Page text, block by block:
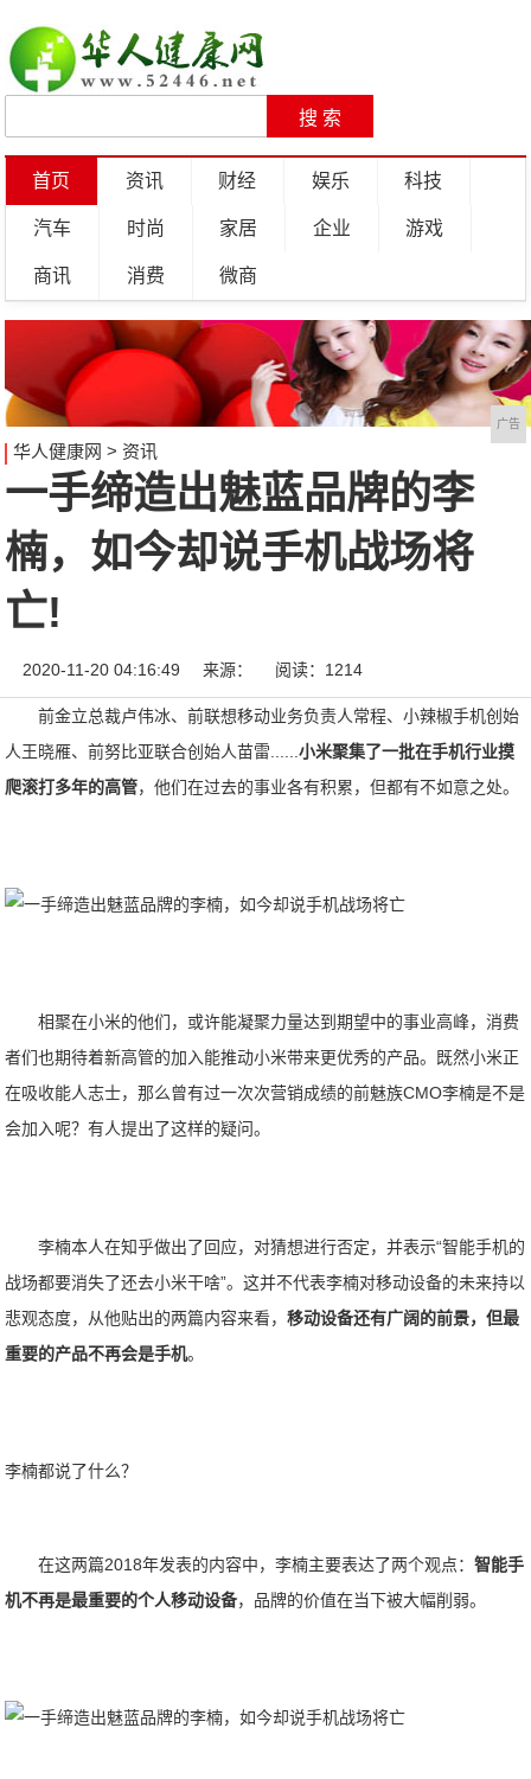
首页 资讯 财经 娱乐 科技
汽车 时尚 家居 企业 游戏
商讯 消费 微商
广告
华人健康网 > 资讯
一手缔造出魅蓝品牌的李
楠，如今却说手机战场将
亡!
2020-11-20 04:16:49 来源： 阅读：1214
前金立总裁卢伟冰、前联想移动业务负责人常程、小辣椒手机创始
人王晓雁、前努比亚联合创始人苗雷......小米聚集了一批在手机行业摸
爬滚打多年的高管，他们在过去的事业各有积累，但都有不如意之处。
相聚在小米的他们，或许能凝聚力量达到期望中的事业高峰，消费
者们也期待着新高管的加入能推动小米带来更优秀的产品。既然小米正
在吸收能人志士，那么曾有过一次次营销成绩的前魅族CMO李楠是不是
会加入呢？有人提出了这样的疑问。
李楠本人在知乎做出了回应，对猜想进行否定，并表示“智能手机的
战场都要消失了还去小米干啥”。这并不代表李楠对移动设备的未来持以
悲观态度，从他贴出的两篇内容来看，移动设备还有广阔的前景，但最
重要的产品不再会是手机。
李楠都说了什么？
在这两篇2018年发表的内容中，李楠主要表达了两个观点：智能手
机不再是最重要的个人移动设备，品牌的价值在当下被大幅削弱。